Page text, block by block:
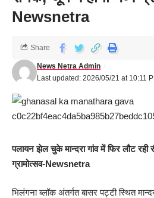
Newsnetra
Last updated: 2026/05/21 at 10:11
News Netra Admin
Share
पलायन झेल चुके मान्दरा गांव में फिर लौट रही
ग्रामोत्सव-Newsnetra
भिलंगना ब्लॉक अंतर्गत बासर पट्टी स्थित